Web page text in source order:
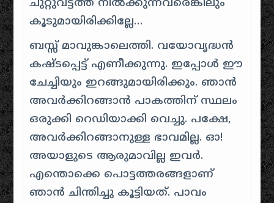
ചുറ്റുവട്ടത്ത് നില്‍‌ക്കുന്നവരെങ്കിലും
കൂടുമായിരിക്കില്ലേ…
ബസ്സ് മാവുങ്കാലെത്തി. വയോവൃദ്ധന്‍
കഷ്‌ടപ്പെട്ട് എണീക്കുന്നു. ഇപ്പോള്‍ ഈ
ചേച്ചിയും ഇറങ്ങുമായിരിക്കും. ഞാന്‍
അവര്‍‌ക്കിറങ്ങാന്‍ പാകത്തിന്‌ സ്ഥലം
ഒരുക്കി റെഡിയാക്കി വെച്ചു. പക്ഷേ,
അവര്‍‌ക്കിറങ്ങാനുള്ള ഭാവമില്ല. ഓ!
അയാളുടെ ആരുമാവില്ല ഇവര്‍.
എന്തൊക്കെ പൊട്ടത്തരങ്ങളാണ്‌
ഞാന്‍ ചിന്തിച്ചു കൂട്ടിയത്. പാവം